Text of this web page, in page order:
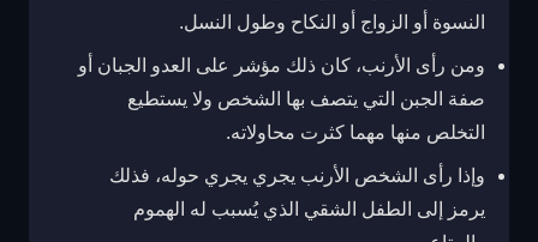
النسوة أو الزواج أو النكاح وطول النسل.
ومن رأى الأرنب، كان ذلك مؤشر على العدو الجبان أو
صفة الجبن التي يتصف بها الشخص ولا يستطيع
التخلص منها مهما كثرت محاولاته.
وإذا رأى الشخص الأرنب يجري يجري حوله، فذلك
يرمز إلى الطفل الشقي الذي يُسبب له الهموم